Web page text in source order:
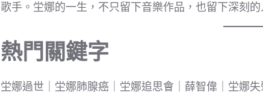
歌手。坣娜的一生，不只留下音樂作品，也留下深刻的
熱門關鍵字
坣娜過世｜坣娜肺腺癌｜坣娜追思會｜薛智偉｜坣娜